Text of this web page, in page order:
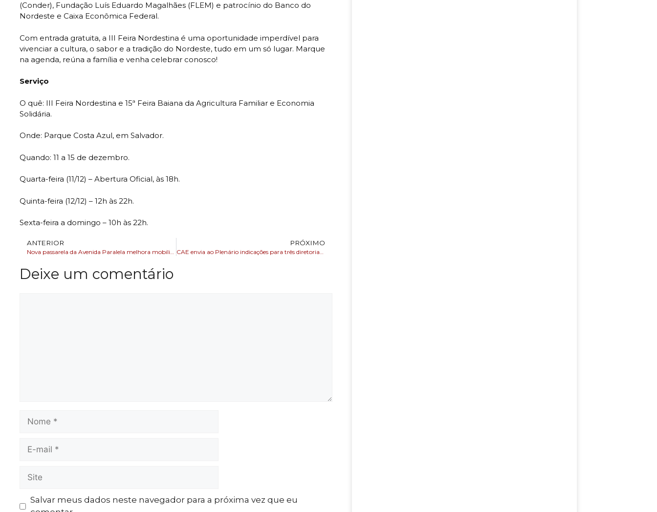
(Conder), Fundação Luís Eduardo Magalhães (FLEM) e patrocínio do Banco do
Nordeste e Caixa Econômica Federal.
Com entrada gratuita, a III Feira Nordestina é uma oportunidade imperdível para
vivenciar a cultura, o sabor e a tradição do Nordeste, tudo em um só lugar. Marque
na agenda, reúna a família e venha celebrar conosco!
Serviço
O quê: III Feira Nordestina e 15ª Feira Baiana da Agricultura Familiar e Economia
Solidária.
Onde: Parque Costa Azul, em Salvador.
Quando: 11 a 15 de dezembro.
Quarta-feira (11/12) – Abertura Oficial, às 18h.
Quinta-feira (12/12) – 12h às 22h.
Sexta-feira a domingo – 10h às 22h.
ANTERIOR
Nova passarela da Avenida Paralela melhora mobilidade de moradores de Mussurunga e do Bairro da Paz
PRÓXIMO
CAE envia ao Plenário indicações para três diretorias do Banco Central
Deixe um comentário
Salvar meus dados neste navegador para a próxima vez que eu